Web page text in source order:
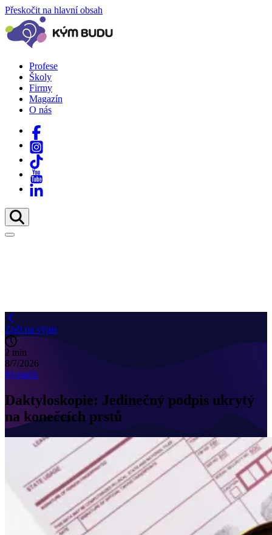
Přeskočit na hlavní obsah
Profese
Školy
Firmy
Magazín
O nás
Zpět na výpis
2 min
8/7/2026
Magazín
Daktyloskopie: Jedinečný podpis ukrytý
na konečcích prstů